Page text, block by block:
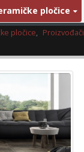
pločice
pločice, Proizvođači